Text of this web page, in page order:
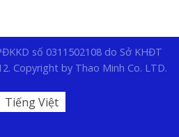
số 0311502108 do Sở KHĐT
Copyright by Thao Minh Co. LTD.
Tiếng Việt